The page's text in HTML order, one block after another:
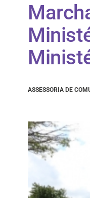
ASSESSORIA DE